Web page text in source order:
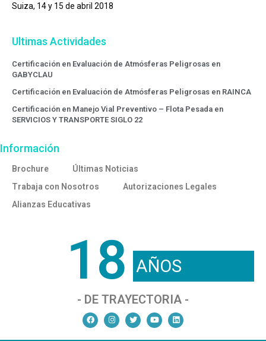
Suiza, 14 y 15 de abril 2018
Ultimas Actividades
Certificación en Evaluación de Atmósferas Peligrosas en
GABYCLAU
Certificación en Evaluación de Atmósferas Peligrosas en RAINCA
Certificación en Manejo Vial Preventivo – Flota Pesada en
SERVICIOS Y TRANSPORTE SIGLO 22
Información
Brochure
Últimas Noticias
Trabaja con Nosotros
Autorizaciones Legales
Alianzas Educativas
18 AÑOS
- DE TRAYECTORIA -